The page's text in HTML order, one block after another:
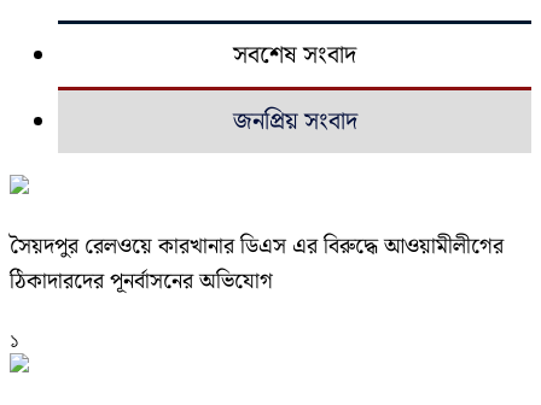
সবশেষ সংবাদ
জনপ্রিয় সংবাদ
সৈয়দপুর রেলওয়ে কারখানার ডিএস এর বিরুদ্ধে আওয়ামীলীগের
ঠিকাদারদের পূনর্বাসনের অভিযোগ
১